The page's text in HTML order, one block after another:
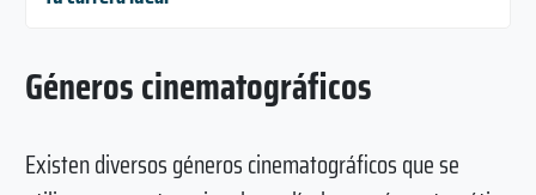
Géneros cinematográficos
Existen diversos géneros cinematográficos que se